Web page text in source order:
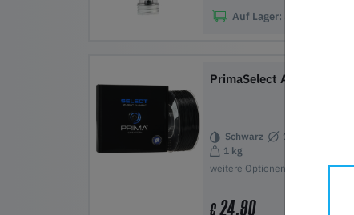
Auf Lager:
PrimaSelect ASA
Schwarz
1.75 mm
1 kg
weitere Optionen verfügbar
€24,90